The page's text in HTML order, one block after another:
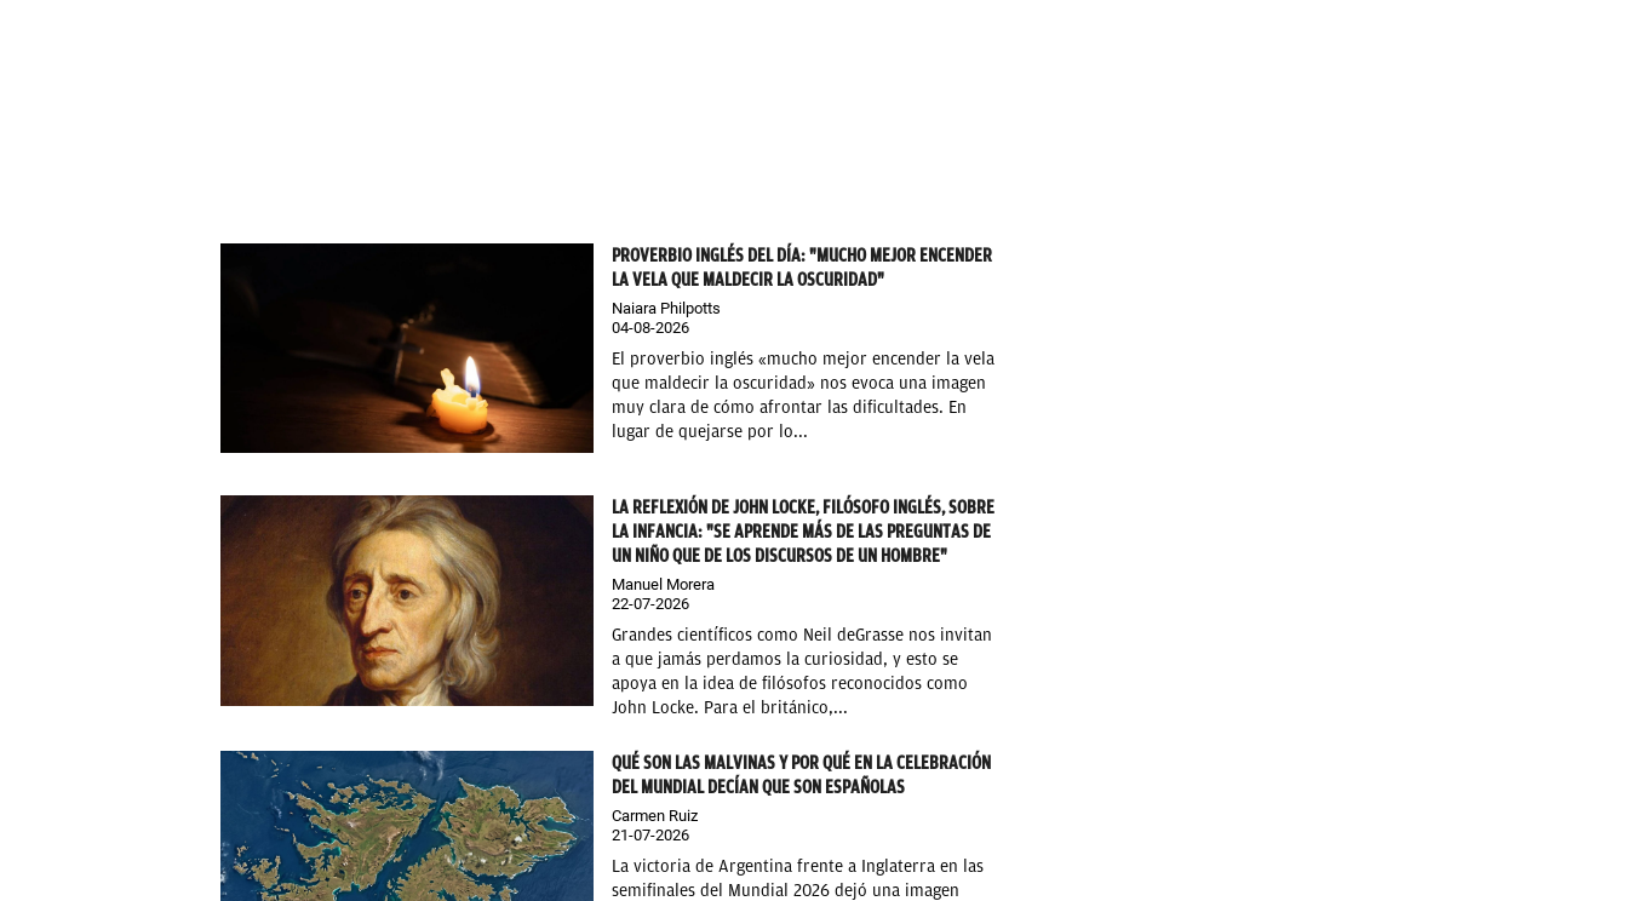
PROVERBIO INGLÉS DEL DÍA: "MUCHO MEJOR ENCENDER
LA VELA QUE MALDECIR LA OSCURIDAD"
Naiara Philpotts
04-08-2026
El proverbio inglés «mucho mejor encender la vela
que maldecir la oscuridad» nos evoca una imagen
muy clara de cómo afrontar las dificultades. En
lugar de quejarse por lo...
LA REFLEXIÓN DE JOHN LOCKE, FILÓSOFO INGLÉS, SOBRE
LA INFANCIA: "SE APRENDE MÁS DE LAS PREGUNTAS DE
UN NIÑO QUE DE LOS DISCURSOS DE UN HOMBRE"
Manuel Morera
22-07-2026
Grandes científicos como Neil deGrasse nos invitan
a que jamás perdamos la curiosidad, y esto se
apoya en la idea de filósofos reconocidos como
John Locke. Para el británico,...
QUÉ SON LAS MALVINAS Y POR QUÉ EN LA CELEBRACIÓN
DEL MUNDIAL DECÍAN QUE SON ESPAÑOLAS
Carmen Ruiz
21-07-2026
La victoria de Argentina frente a Inglaterra en las
semifinales del Mundial 2026 dejó una imagen